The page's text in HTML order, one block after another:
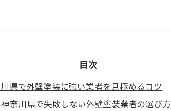
目次
県で外壁塗装に強い業者を見極めるコツ
神奈川県で失敗しない外壁塗装業者の選び方